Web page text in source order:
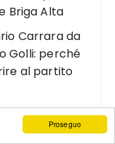
Proseguo
Briga Alta
Carrara da
Golli: perché
al partito
di Stato.
discordia